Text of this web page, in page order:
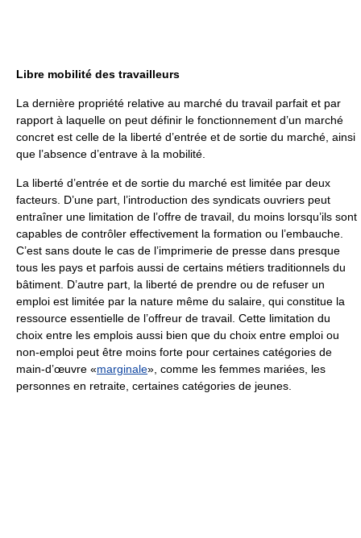
Libre mobilité des travailleurs
La dernière propriété relative au marché du travail parfait et par
rapport à laquelle on peut définir le fonctionnement d’un marché
concret est celle de la liberté d’entrée et de sortie du marché, ainsi
que l’absence d’entrave à la mobilité.
La liberté d’entrée et de sortie du marché est limitée par deux
facteurs. D’une part, l’introduction des syndicats ouvriers peut
entraîner une limitation de l’offre de travail, du moins lorsqu’ils sont
capables de contrôler effectivement la formation ou l’embauche.
C’est sans doute le cas de l’imprimerie de presse dans presque
tous les pays et parfois aussi de certains métiers traditionnels du
bâtiment. D’autre part, la liberté de prendre ou de refuser un
emploi est limitée par la nature même du salaire, qui constitue la
ressource essentielle de l’offreur de travail. Cette limitation du
choix entre les emplois aussi bien que du choix entre emploi ou
non-emploi peut être moins forte pour certaines catégories de
main-d’œuvre «marginale», comme les femmes mariées, les
personnes en retraite, certaines catégories de jeunes.